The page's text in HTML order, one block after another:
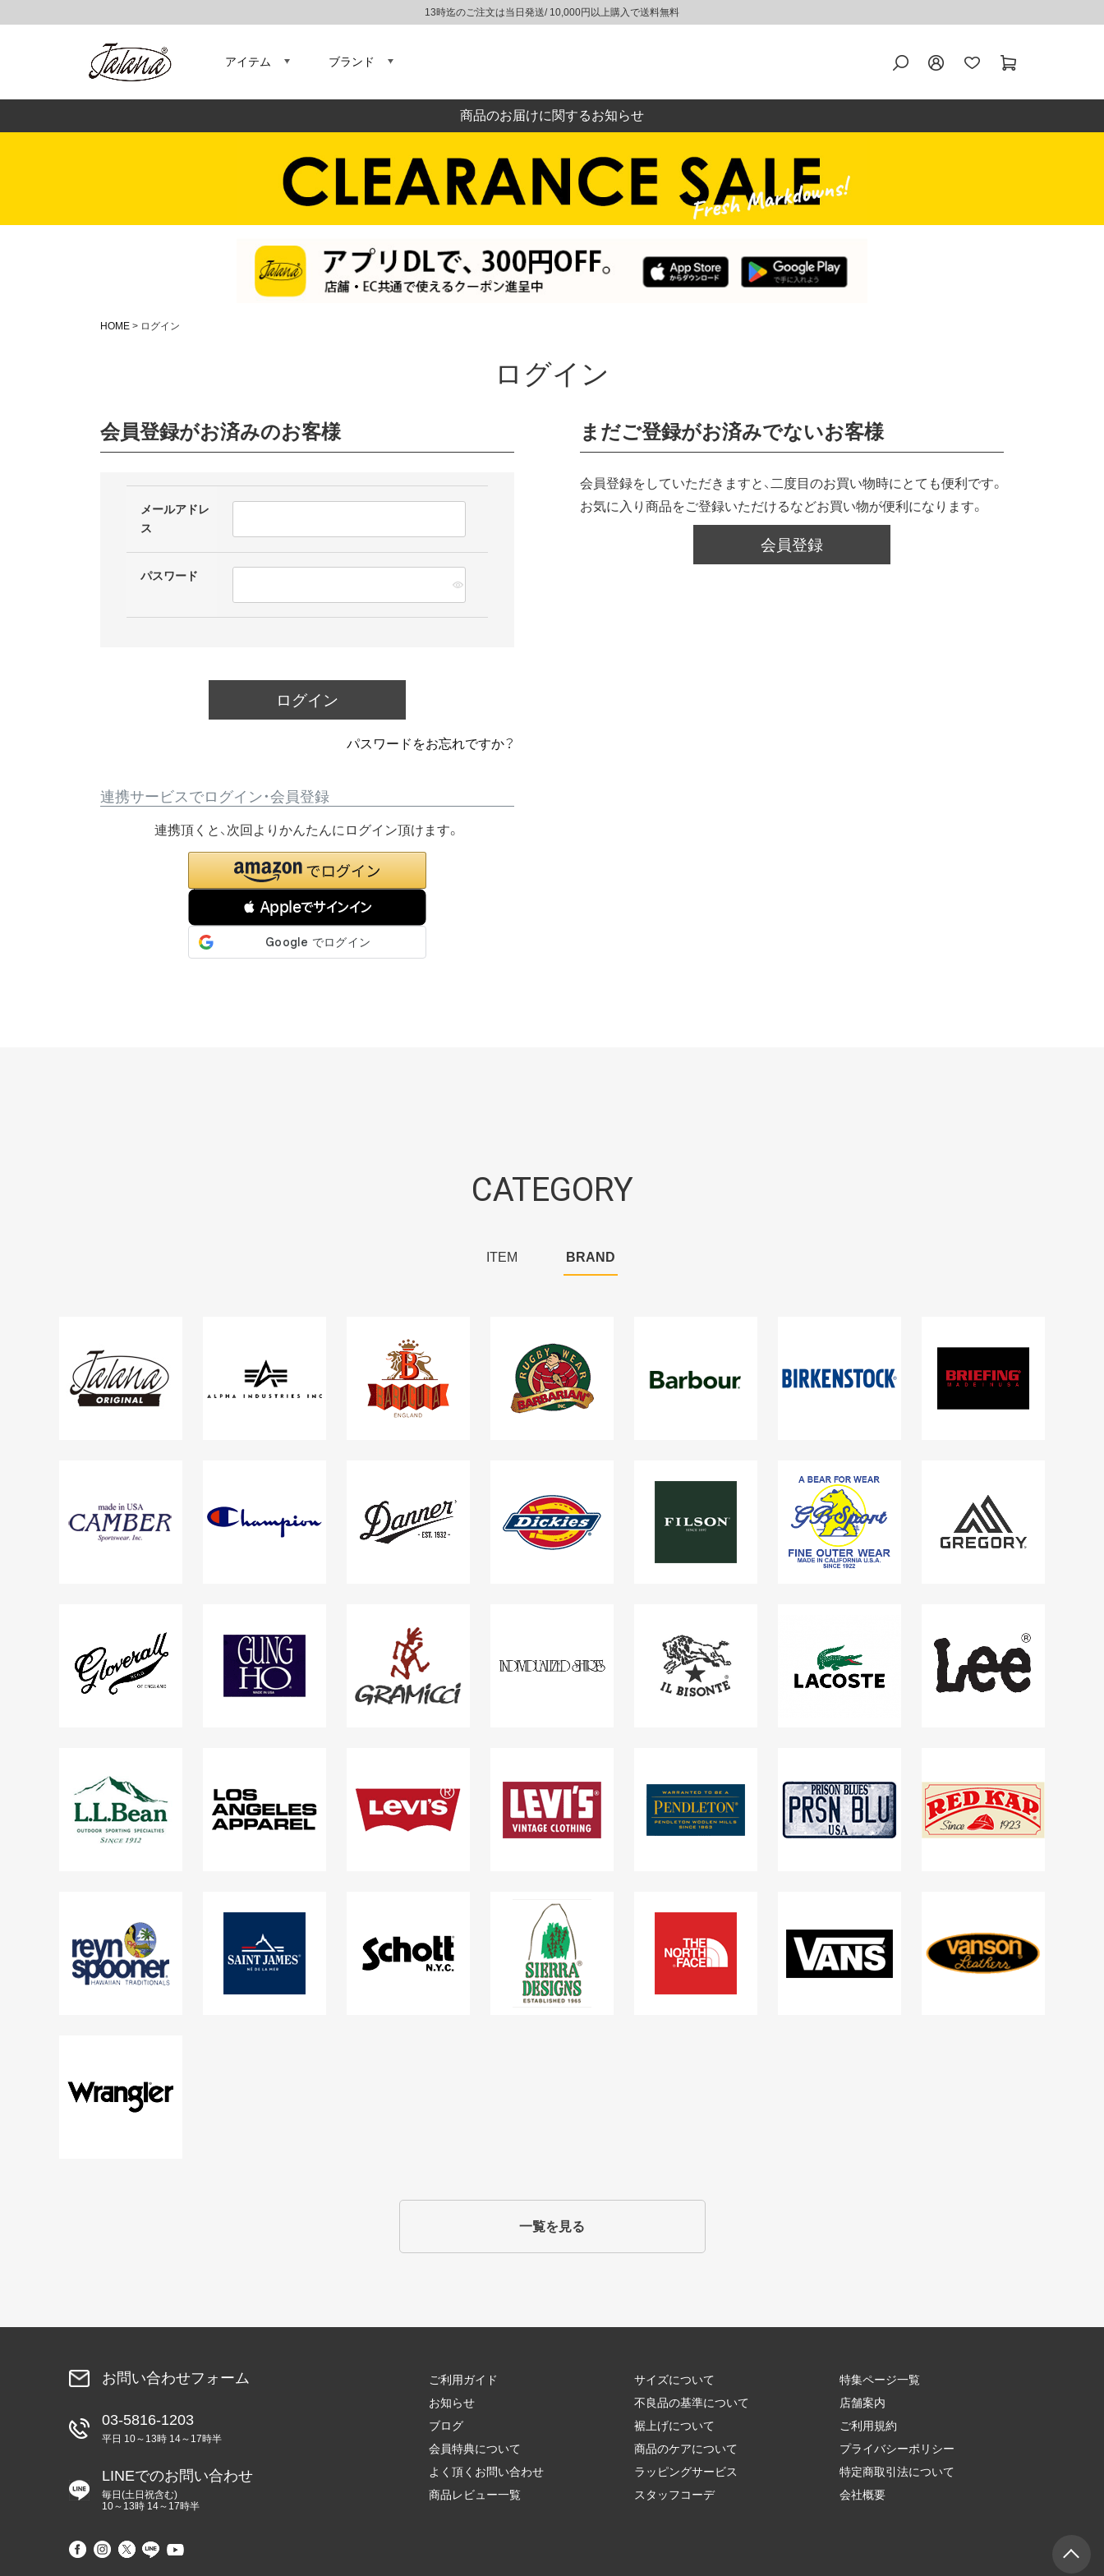
13時迄のご注文は当日発送/ 10,000円以上購入で送料無料
アイテム ブランド
商品のお届けに関するお知らせ
HOME ログイン
ログイン
会員登録がお済みのお客様
メールアドレ
ス
パスワード
ログイン
パスワードをお忘れですか？
連携サービスでログイン・会員登録
 Appleでサインイン
連携頂くと、次回よりかんたんにログイン頂けます。
まだご登録がお済みでないお客様
会員登録をしていただきますと、二度目のお買い物時にとても便利です。
お気に入り商品をご登録いただけるなどお買い物が便利になります。
会員登録
CATEGORY
ITEM BRAND
一覧を見る
お問い合わせフォーム
03-5816-1203
平日 10～13時 14～17時半
LINEでのお問い合わせ
毎日(土日祝含む)
10～13時 14～17時半
ご利用ガイド
お知らせ
ブログ
会員特典について
よく頂くお問い合わせ
商品レビュー一覧
サイズについて
不良品の基準について
裾上げについて
商品のケアについて
ラッピングサービス
スタッフコーデ
特集ページ一覧
店舗案内
ご利用規約
プライバシーポリシー
特定商取引法について
会社概要